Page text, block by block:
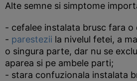
Alte semne si simptome
- cefalee instalata brusc fara o
- parestezii la nivelul fetei, a
o singura parte, dar nu se
aparea si pe ambele parti;
- stara confuzionala instalata